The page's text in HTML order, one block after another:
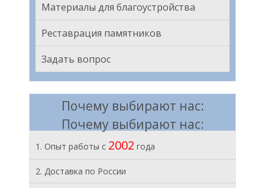
Материалы для благоустройства
Реставрация памятников
Задать вопрос
Почему выбирают нас:
Почему выбирают нас:
1. Опыт работы с 2002 года
2. Доставка по России